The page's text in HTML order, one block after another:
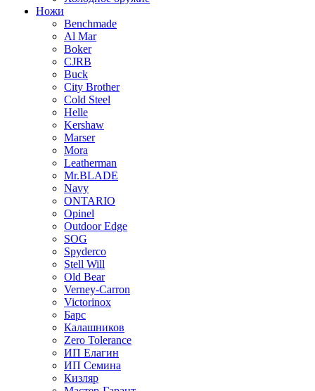
Ножи
Benchmade
Al Mar
Boker
CJRB
Buck
City Brother
Cold Steel
Helle
Kershaw
Marser
Mora
Leatherman
Mr.BLADE
Navy
ONTARIO
Opinel
Outdoor Edge
SOG
Spyderco
Stell Will
Old Bear
Verney-Carron
Victorinox
Барс
Калашников
Zero Tolerance
ИП Елагин
ИП Семина
Кизляр